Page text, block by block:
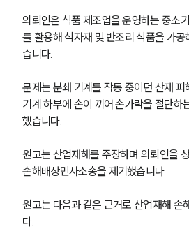
의뢰인은 식품 제조업을 운영하는 중소
를 활용해 식자재 및 반조리 식품을 가
습니다.
문제는 분쇄 기계를 작동 중이던 산재
기계 하부에 손이 끼어 손가락을 절단하
했습니다.
원고는 산업재해를 주장하며 의뢰인을
손해배상민사소송을 제기했습니다.
원고는 다음과 같은 근거로 산업재해 손
다.